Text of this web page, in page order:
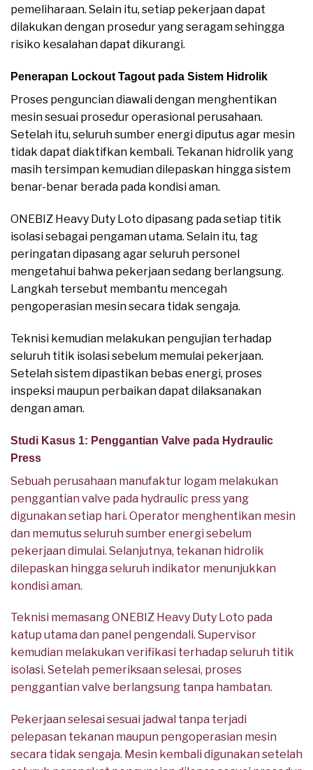
pemeliharaan. Selain itu, setiap pekerjaan dapat
dilakukan dengan prosedur yang seragam sehingga
risiko kesalahan dapat dikurangi.
Penerapan Lockout Tagout pada Sistem Hidrolik
Proses penguncian diawali dengan menghentikan
mesin sesuai prosedur operasional perusahaan.
Setelah itu, seluruh sumber energi diputus agar mesin
tidak dapat diaktifkan kembali. Tekanan hidrolik yang
masih tersimpan kemudian dilepaskan hingga sistem
benar-benar berada pada kondisi aman.
ONEBIZ Heavy Duty Loto dipasang pada setiap titik
isolasi sebagai pengaman utama. Selain itu, tag
peringatan dipasang agar seluruh personel
mengetahui bahwa pekerjaan sedang berlangsung.
Langkah tersebut membantu mencegah
pengoperasian mesin secara tidak sengaja.
Teknisi kemudian melakukan pengujian terhadap
seluruh titik isolasi sebelum memulai pekerjaan.
Setelah sistem dipastikan bebas energi, proses
inspeksi maupun perbaikan dapat dilaksanakan
dengan aman.
Studi Kasus 1: Penggantian Valve pada Hydraulic
Press
Sebuah perusahaan manufaktur logam melakukan
penggantian valve pada hydraulic press yang
digunakan setiap hari. Operator menghentikan mesin
dan memutus seluruh sumber energi sebelum
pekerjaan dimulai. Selanjutnya, tekanan hidrolik
dilepaskan hingga seluruh indikator menunjukkan
kondisi aman.
Teknisi memasang ONEBIZ Heavy Duty Loto pada
katup utama dan panel pengendali. Supervisor
kemudian melakukan verifikasi terhadap seluruh titik
isolasi. Setelah pemeriksaan selesai, proses
penggantian valve berlangsung tanpa hambatan.
Pekerjaan selesai sesuai jadwal tanpa terjadi
pelepasan tekanan maupun pengoperasian mesin
secara tidak sengaja. Mesin kembali digunakan setelah